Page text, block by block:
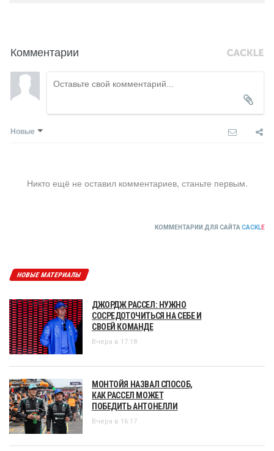
Комментарии
Новые
Никто ещё не оставил комментариев, станьте первым.
КОММЕНТАРИИ ДЛЯ САЙТА CACKLE
НОВЫЕ МАТЕРИАЛЫ
ДЖОРДЖ РАССЕЛ: НУЖНО
СОСРЕДОТОЧИТЬСЯ НА СЕБЕ И
СВОЕЙ КОМАНДЕ
Вчера в 17:18
МОНТОЙЯ НАЗВАЛ СПОСОБ,
КАК РАССЕЛ МОЖЕТ
ПОБЕДИТЬ АНТОНЕЛЛИ
Вчера в 16:17